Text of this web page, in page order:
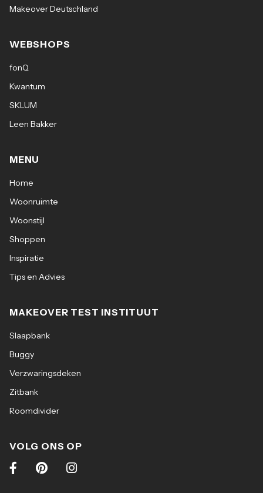
Makeover Deutschland
WEBSHOPS
fonQ
Kwantum
SKLUM
Leen Bakker
MENU
Home
Woonruimte
Woonstijl
Shoppen
Inspiratie
Tips en Advies
MAKEOVER TEST INSTITUUT
Slaapbank
Buggy
Verzwaringsdeken
Zitbank
Roomdivider
VOLG ONS OP